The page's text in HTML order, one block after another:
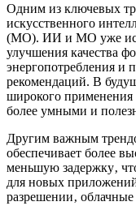
Одним из ключевых
искусственного
(МО). ИИ и МО уже
улучшения качества
энергопотребления и
рекомендаций. В
широкого
более умными и
Другим важным
обеспечивает более
меньшую задержку‚
для новых
разрешении‚